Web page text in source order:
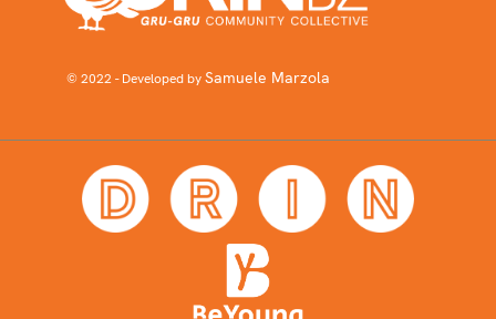
© 2022 - Developed bySamuele Marzola